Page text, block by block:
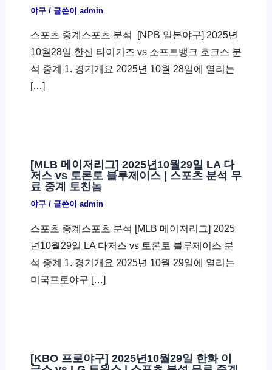
야구/ 글쓴이 admin
스포츠 중계스포츠 분석 ​ [NPB 일본야구] 2025년
10월28일 한신 타이거즈 vs 소프트뱅크 호크스 분
석 중계 1. 경기개요 2025년 10월 28일에 열리는
[…]
[MLB 메이저리그] 2025년10월29일 LA 다
저스 vs 토론토 블루제이스 | 스포츠 분석 무
료 중계 토친놈
야구/ 글쓴이 admin
스포츠 중계스포츠 분석 [MLB 메이저리그] 2025
년10월29일 LA 다저스 vs 토론토 블루제이스 분
석 중계 1. 경기개요 2025년 10월 29일에 열리는
미국프로야구 […]
[KBO 프로야구] 2025년10월29일 한화 이